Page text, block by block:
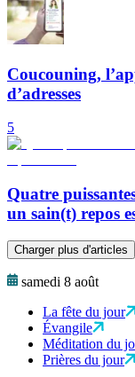
Coucouning,
d’adresses
5
Quatre
un sain(t) repos
Charger plus d'articles
samedi 8 août
La fête du jour
Évangile
Méditation du
Prières du jour